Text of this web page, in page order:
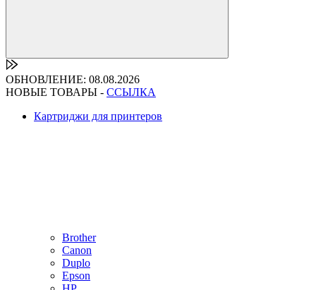
ОБНОВЛЕНИЕ: 08.08.2026
НОВЫЕ ТОВАРЫ - ССЫЛКА
Картриджи для принтеров
Brother
Canon
Duplo
Epson